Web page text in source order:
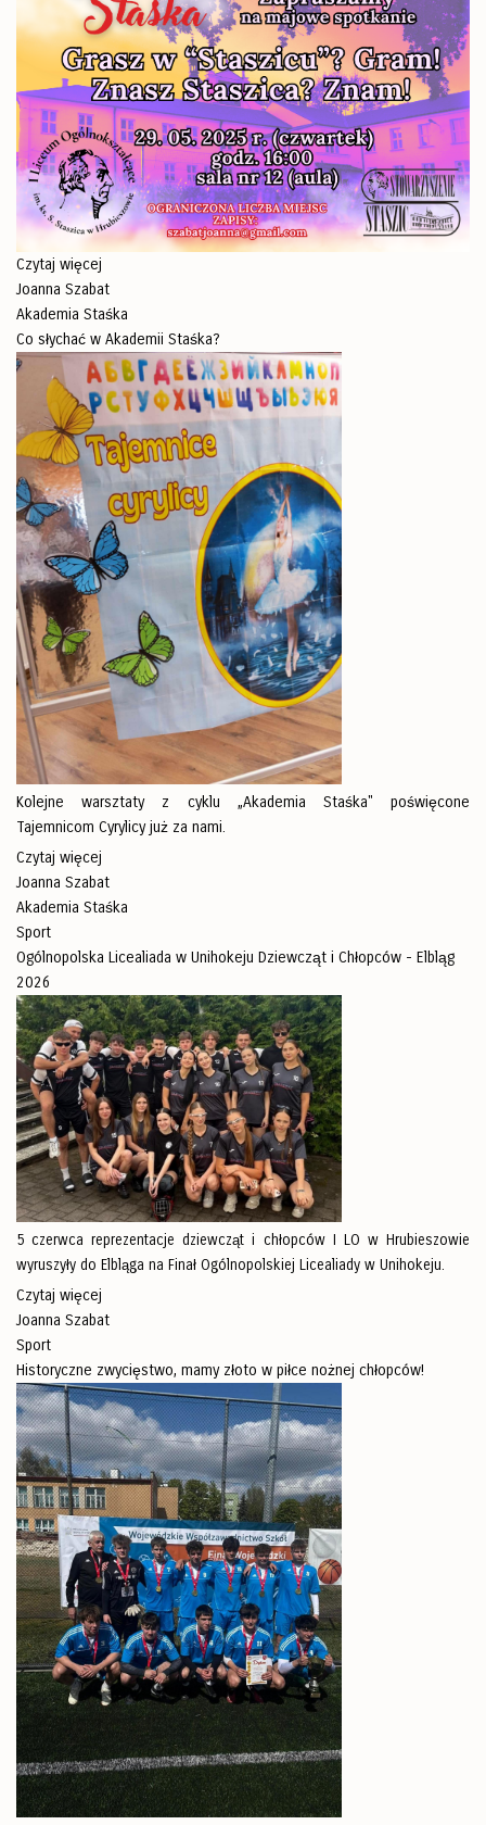
Czytaj więcej
Joanna Szabat
Akademia Staśka
Co słychać w Akademii Staśka?
Kolejne warsztaty z cyklu „Akademia Staśka" poświęcone
Tajemnicom Cyrylicy już za nami.
Czytaj więcej
Joanna Szabat
Akademia Staśka
Sport
Ogólnopolska Licealiada w Unihokeju Dziewcząt i Chłopców - Elbląg
2026
5 czerwca reprezentacje dziewcząt i chłopców I LO w Hrubieszowie
wyruszyły do Elbląga na Finał Ogólnopolskiej Licealiady w Unihokeju.
Czytaj więcej
Joanna Szabat
Sport
Historyczne zwycięstwo, mamy złoto w piłce nożnej chłopców!